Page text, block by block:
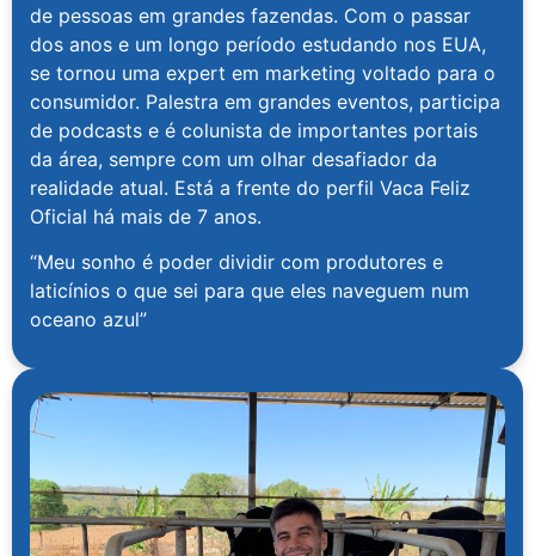
de pessoas em grandes fazendas. Com o passar
dos anos e um longo período estudando nos EUA,
se tornou uma expert em marketing voltado para o
consumidor. Palestra em grandes eventos, participa
de podcasts e é colunista de importantes portais
da área, sempre com um olhar desafiador da
realidade atual. Está a frente do perfil Vaca Feliz
Oficial há mais de 7 anos.
“Meu sonho é poder dividir com produtores e
laticínios o que sei para que eles naveguem num
oceano azul”